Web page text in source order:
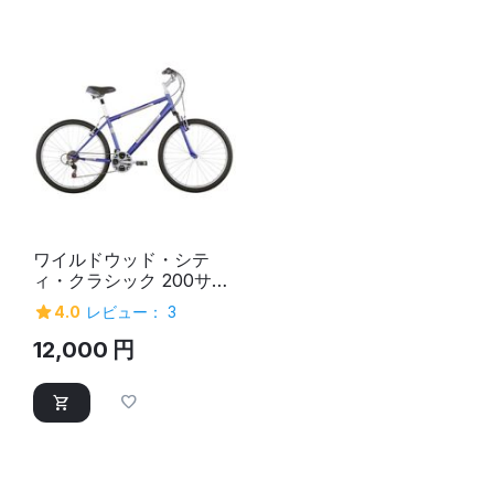
ワイルドウッド・シテ
ィ・クラシック 200サイ
ズ 4.0 レビュー： 3
12,000 円